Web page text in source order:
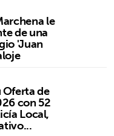
le
de una
'Juan
de
con 52
Local,